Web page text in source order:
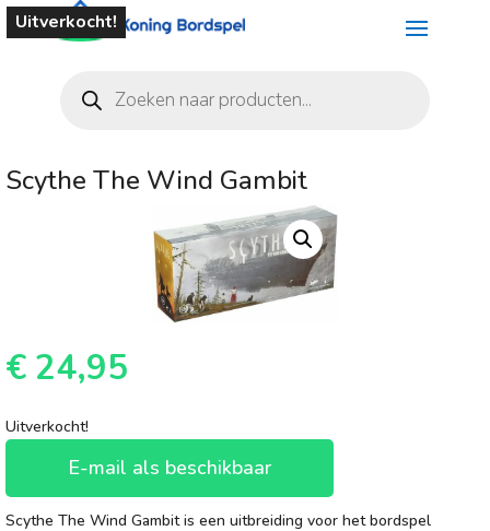
zoeken
Uitverkocht!
Scythe The Wind Gambit
€ 24,95
Uitverkocht!
E-mail als beschikbaar
Scythe The Wind Gambit is een uitbreiding voor het bordspel